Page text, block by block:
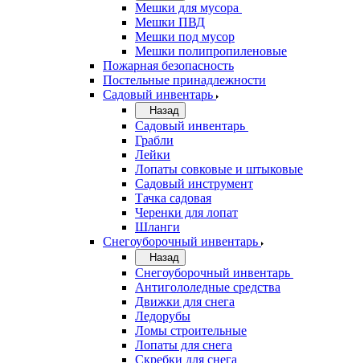
Мешки для мусора
Мешки ПВД
Мешки под мусор
Мешки полипропиленовые
Пожарная безопасность
Постельные принадлежности
Садовый инвентарь
Назад
Садовый инвентарь
Грабли
Лейки
Лопаты совковые и штыковые
Садовый инструмент
Тачка садовая
Черенки для лопат
Шланги
Снегоуборочный инвентарь
Назад
Снегоуборочный инвентарь
Антигололедные средства
Движки для снега
Ледорубы
Ломы строительные
Лопаты для снега
Скребки для снега